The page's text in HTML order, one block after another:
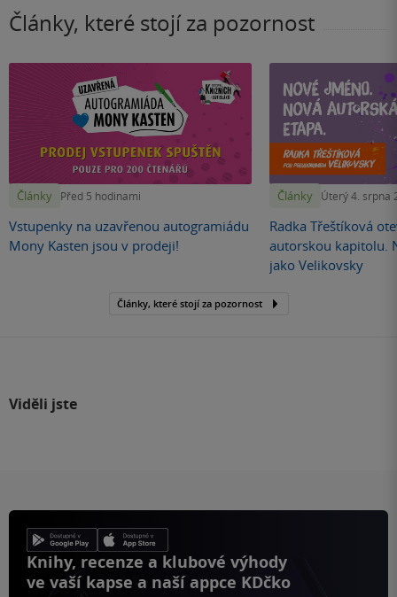
Články, které stojí za pozornost
Články Před 5 hodinami
Vstupenky na uzavřenou autogramiádu
Mony Kasten jsou v prodeji!
Články Úterý 4. srpna
Radka Třeštíková
autorskou kapitolu.
jako Velikovsky
Články, které stojí za pozornost
Viděli jste
Knihy, recenze a klubové výhody
ve vaší kapse a naší appce KDčko